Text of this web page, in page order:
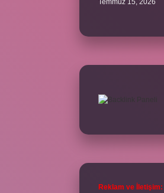
Temmuz 15, 2026
Reklam ve İletişim: